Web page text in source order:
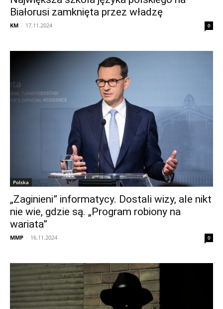
Białorusi zamknięta przez władzę
KM - 17.11.2024 0
Polska
„Zaginieni” informatycy. Dostali wizy, ale nikt
nie wie, gdzie są. „Program robiony na
wariata”
MMP - 16.11.2024 0